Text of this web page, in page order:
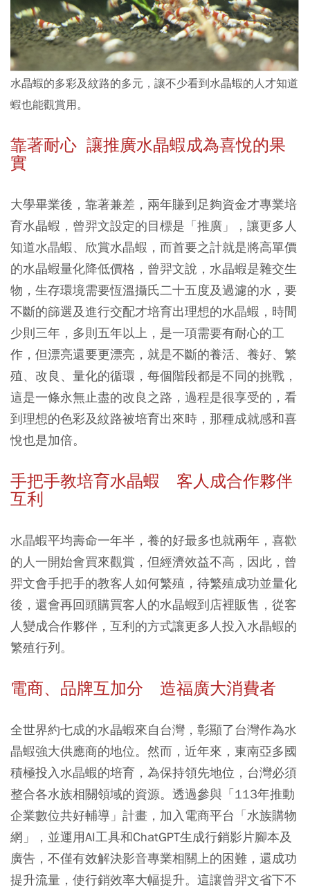
水晶蝦的多彩及紋路的多元，讓不少看到水晶蝦的人才知道
蝦也能觀賞用。
靠著耐心 讓推廣水晶蝦成為喜悅的果
實
大學畢業後，靠著兼差，兩年賺到足夠資金才專業培
育水晶蝦，曾羿文設定的目標是「推廣」，讓更多人
知道水晶蝦、欣賞水晶蝦，而首要之計就是將高單價
的水晶蝦量化降低價格，曾羿文說，水晶蝦是雜交生
物，生存環境需要恆溫攝氏二十五度及過濾的水，要
不斷的篩選及進行交配才培育出理想的水晶蝦，時間
少則三年，多則五年以上，是一項需要有耐心的工
作，但漂亮還要更漂亮，就是不斷的養活、養好、繁
殖、改良、量化的循環，每個階段都是不同的挑戰，
這是一條永無止盡的改良之路，過程是很享受的，看
到理想的色彩及紋路被培育出來時，那種成就感和喜
悅也是加倍。
手把手教培育水晶蝦 客人成合作夥伴
互利
水晶蝦平均壽命一年半，養的好最多也就兩年，喜歡
的人一開始會買來觀賞，但經濟效益不高，因此，曾
羿文會手把手的教客人如何繁殖，待繁殖成功並量化
後，還會再回頭購買客人的水晶蝦到店裡販售，從客
人變成合作夥伴，互利的方式讓更多人投入水晶蝦的
繁殖行列。
電商、品牌互加分 造福廣大消費者
全世界約七成的水晶蝦來自台灣，彰顯了台灣作為水
晶蝦強大供應商的地位。然而，近年來，東南亞多國
積極投入水晶蝦的培育，為保持領先地位，台灣必須
整合各水族相關領域的資源。透過參與「113年推動
企業數位共好輔導」計畫，加入電商平台「水族購物
網」，並運用AI工具和ChatGPT生成行銷影片腳本及
廣告，不僅有效解決影音專業相關上的困難，還成功
提升流量，使行銷效率大幅提升。這讓曾羿文省下不